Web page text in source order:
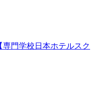
門学校日本ホテルスク